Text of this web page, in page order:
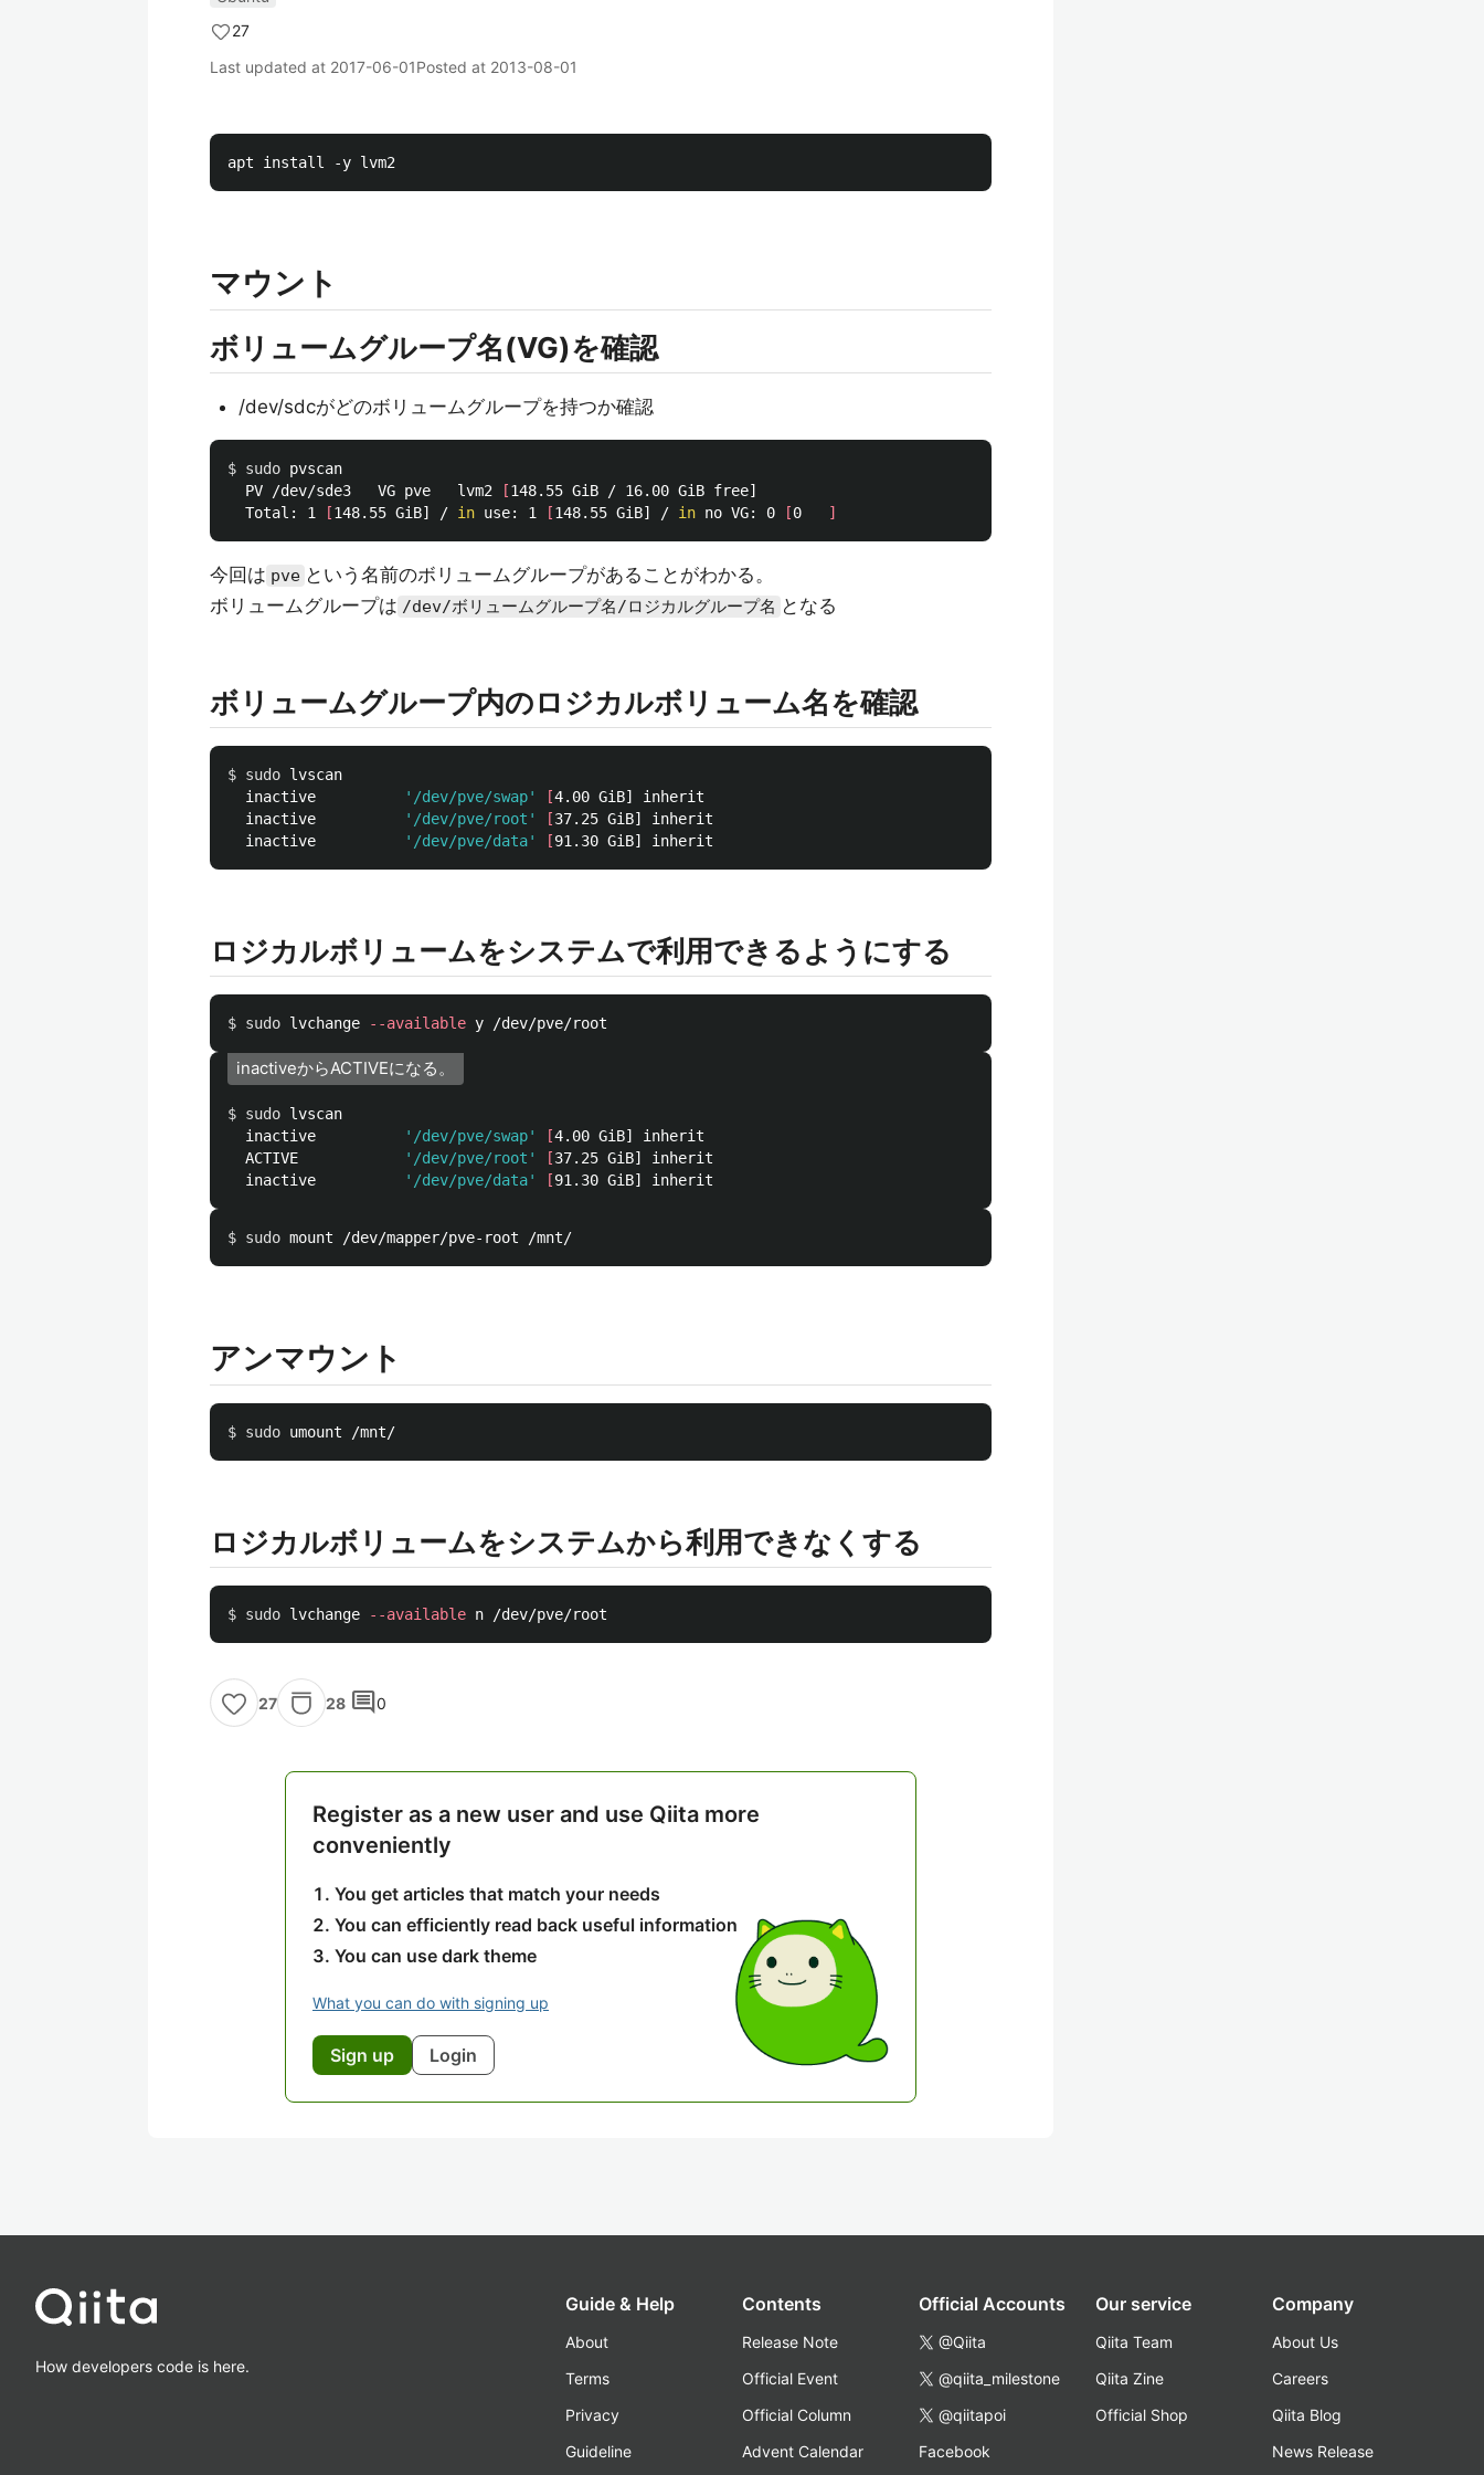
27
Last updated at 2017-06-01Posted at 2013-08-01
マウント
ボリュームグループ名(VG)を確認
/dev/sdcがどのボリュームグループを持つか確認
$ sudo pvscan
  PV /dev/sde3   VG pve   lvm2
[148.55 GiB / 16.00 GiB free]
  Total: 1
[148.55 GiB] / in use: 1 [148.55 GiB] / in no VG: 0 [0 ]
今回は pve という名前のボリュームグループがあることがわかる。
ボリュームグループは /dev/ボリュームグループ名/ロジカルグループ名 となる
ボリュームグループ内のロジカルボリューム名を確認
$ sudo lvscan
  inactive
'/dev/pve/swap' [4.00 GiB] inherit
  inactive
'/dev/pve/root' [37.25 GiB] inherit
  inactive
'/dev/pve/data' [
ロジカルボリュームをシステムで利用できるようにする
$ sudo lvchange --available
inactiveからACTIVEになる。
$ sudo lvscan
  inactive
'/dev/pve/swap' [4.00 GiB] inherit
  ACTIVE
'/dev/pve/root' [37.25 GiB] inherit
  inactive
'/dev/pve/data' [
$ sudo
アンマウント
$ sudo
ロジカルボリュームをシステムから利用できなくする
$ sudo lvchange --available
27 28 comment0
Register as a new user and use Qiita more
conveniently
You get articles that match your needs
You can efficiently read back useful information
You can use dark theme
What you can do with signing up
Sign up Login
How developers code is here.
Guide & Help
About
Terms
Privacy
Guideline
Contents
Release Note
Official Event
Official Column
Advent Calendar
Official Accounts
@Qiita
@qiita_milestone
@qiitapoi
Facebook
Our service
Qiita Team
Qiita Zine
Official Shop
Company
About Us
Careers
Qiita Blog
News Release